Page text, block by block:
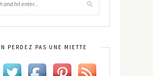
PERDEZ PAS UNE MIETTE